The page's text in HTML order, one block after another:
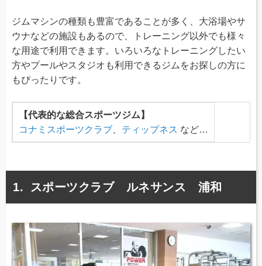
ジムマシンの種類も豊富であることが多く、大浴場やサ
ウナなどの施設もあるので、トレーニング以外でも様々
な用途で利用できます。いろいろなトレーニングしたい
方やプールやスタジオも利用できるジムをお探しの方に
もぴったりです。
【代表的な総合スポーツジム】
コナミスポーツクラブ、 ティップネス など…
スポーツクラブ ルネサンス 浦和